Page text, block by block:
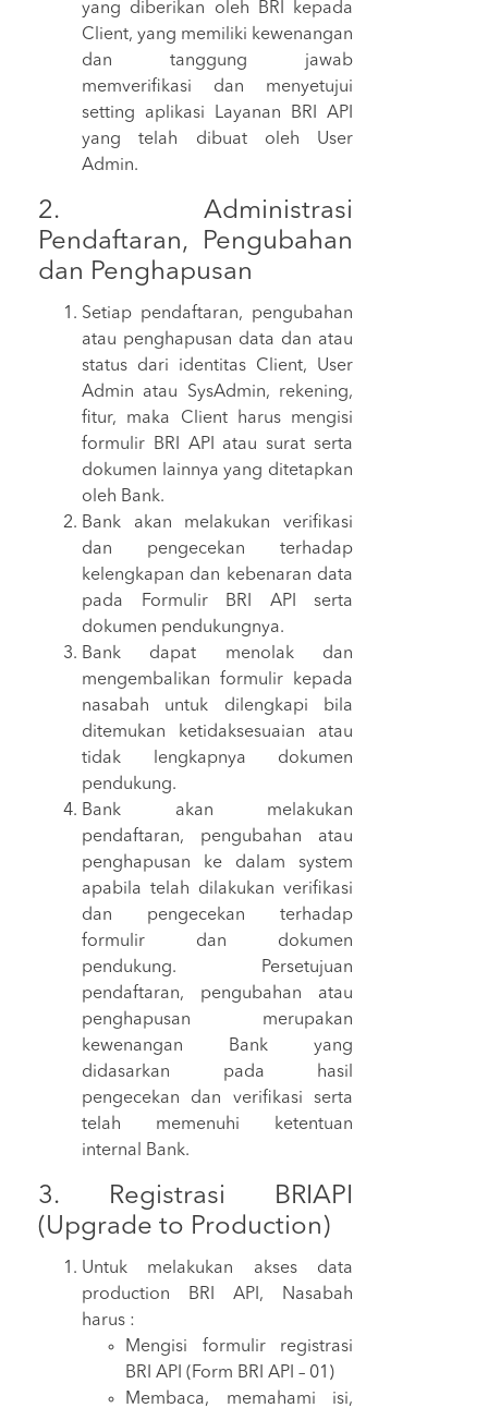
yang diberikan oleh BRI kepada
Client, yang memiliki kewenangan
dan tanggung jawab
memverifikasi dan menyetujui
setting aplikasi Layanan BRI API
yang telah dibuat oleh User
Admin.
2. Administrasi
Pendaftaran, Pengubahan
dan Penghapusan
Setiap pendaftaran, pengubahan
atau penghapusan data dan atau
status dari identitas Client, User
Admin atau SysAdmin, rekening,
fitur, maka Client harus mengisi
formulir BRI API atau surat serta
dokumen lainnya yang ditetapkan
oleh Bank.
Bank akan melakukan verifikasi
dan pengecekan terhadap
kelengkapan dan kebenaran data
pada Formulir BRI API serta
dokumen pendukungnya.
Bank dapat menolak dan
mengembalikan formulir kepada
nasabah untuk dilengkapi bila
ditemukan ketidaksesuaian atau
tidak lengkapnya dokumen
pendukung.
Bank akan melakukan
pendaftaran, pengubahan atau
penghapusan ke dalam system
apabila telah dilakukan verifikasi
dan pengecekan terhadap
formulir dan dokumen
pendukung. Persetujuan
pendaftaran, pengubahan atau
penghapusan merupakan
kewenangan Bank yang
didasarkan pada hasil
pengecekan dan verifikasi serta
telah memenuhi ketentuan
internal Bank.
3. Registrasi BRIAPI
(Upgrade to Production)
Untuk melakukan akses data
production BRI API, Nasabah
harus :
Mengisi formulir registrasi
BRI API (Form BRI API – 01)
Membaca, memahami isi,